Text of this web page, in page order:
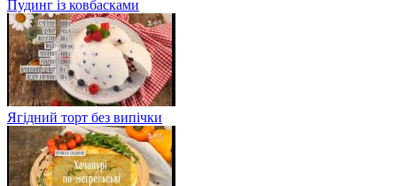
Пудинг із ковбасками
Ягідний торт без випічки